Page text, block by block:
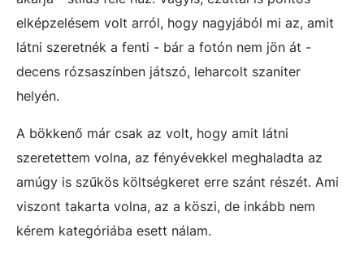
elképzelésem volt arról, hogy nagyjából mi az, amit
látni szeretnék a fenti - bár a fotón nem jön át -
decens rózsaszínben játszó, leharcolt szaniter
helyén.
A bökkenő már csak az volt, hogy amit látni
szeretettem volna, az fényévekkel meghaladta az
amúgy is szűkös költségkeret erre szánt részét. Ami
viszont takarta volna, az a köszi, de inkább nem
kérem kategóriába esett nálam.